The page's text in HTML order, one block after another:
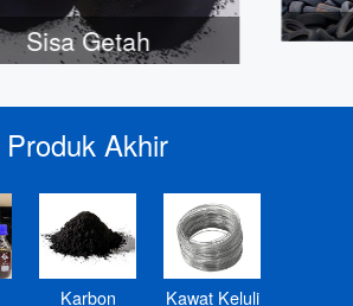
Sisa Getah
Produk Akhir
Karbon Kawat Keluli